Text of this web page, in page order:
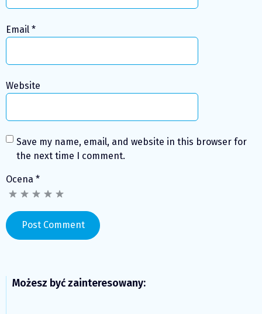
Email *
Website
Save my name, email, and website in this browser for
the next time I comment.
Ocena *
Możesz być zainteresowany: